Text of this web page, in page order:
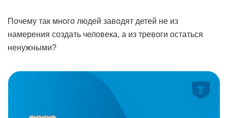
Почему так много людей заводят детей не из
намерения создать человека, а из тревоги остаться
ненужными?